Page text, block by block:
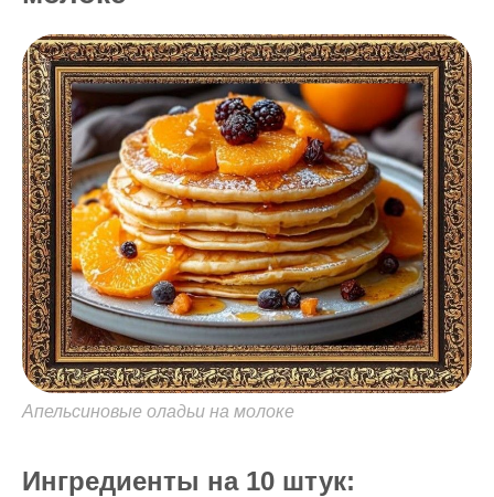
Апельсиновые оладьи на молоке
Ингредиенты на 10 штук: